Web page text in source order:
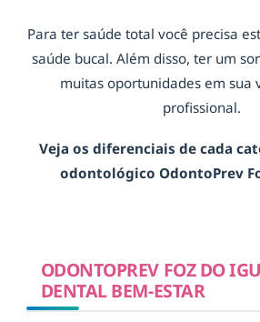
Para ter saúde total você precisa
saúde bucal. Além disso, ter um
muitas oportunidades em sua
profissional.
Veja os diferenciais de cada
odontológico OdontoPrev
ODONTOPREV FOZ DO
DENTAL BEM-ESTAR